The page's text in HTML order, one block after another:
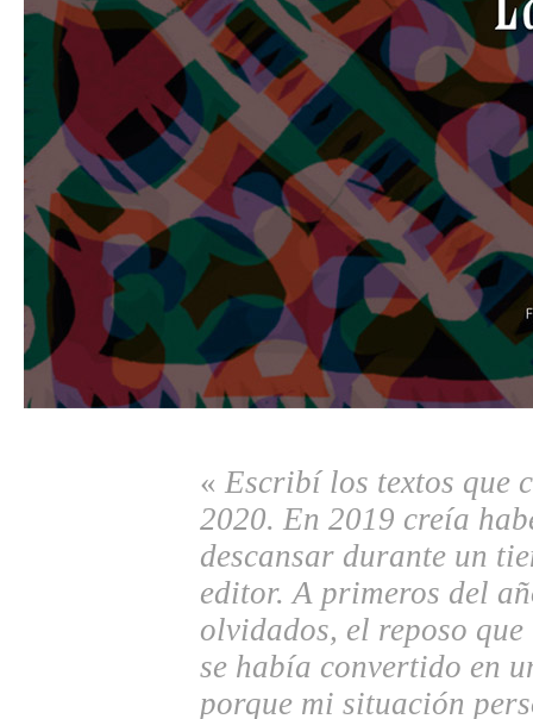
« Escribí los textos que
2020. En 2019 creía
descansar durante un
editor. A primeros del
olvidados, el reposo que
se había convertido en
porque mi situación